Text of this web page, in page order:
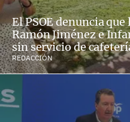
El PSOE denuncia
Ramón Jiménez e
sin servicio de
REDACCIÓN